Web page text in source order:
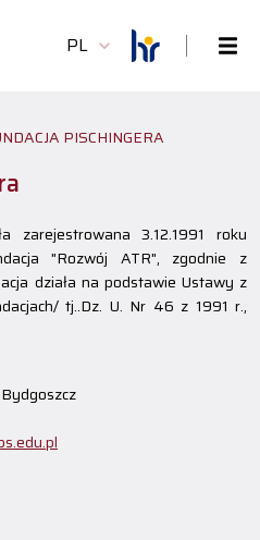
PL
PISCHINGERA
zarejestrowana 3.12.1991 roku
"Rozwój ATR", zgodnie z
działa na podstawie Ustawy z
tj..Dz. U. Nr 46 z 1991 r.,